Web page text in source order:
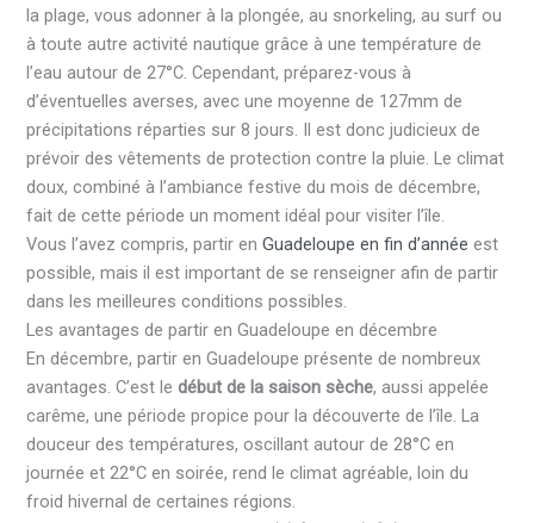
la plage, vous adonner à la plongée, au snorkeling, au surf ou
à toute autre activité nautique grâce à une température de
l’eau autour de 27°C. Cependant, préparez-vous à
d’éventuelles averses, avec une moyenne de 127mm de
précipitations réparties sur 8 jours. Il est donc judicieux de
prévoir des vêtements de protection contre la pluie. Le climat
doux, combiné à l’ambiance festive du mois de décembre,
fait de cette période un moment idéal pour visiter l’île.
Vous l’avez compris, partir enGuadeloupe en fin d’année est
possible, mais il est important de se renseigner afin de partir
dans les meilleures conditions possibles.
Les avantages de partir en Guadeloupe en décembre
En décembre, partir en Guadeloupe présente de nombreux
avantages. C’est ledébut de la saison sèche, aussi appelée
carême, une période propice pour la découverte de l’île. La
douceur des températures, oscillant autour de 28°C en
journée et 22°C en soirée, rend le climat agréable, loin du
froid hivernal de certaines régions.